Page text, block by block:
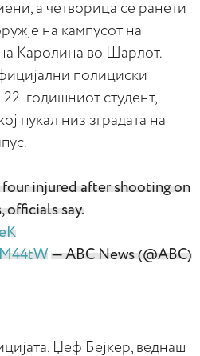
а четворица се ранети
на кампусот на
Каролина во Шарлот.
полициски
годишниот студент,
пукал низ зградата на
injured after shooting on
officials say.
— ABC News (@ABC)
Џеф Бејкер, веднаш